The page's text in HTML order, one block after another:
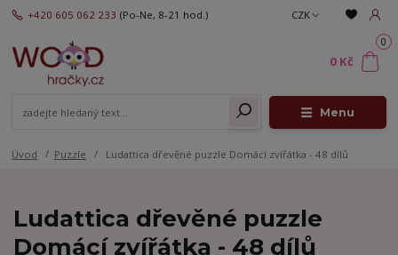
Menu
CZK
+420 605 062 233 (Po-Ne, 8-21 hod.)
0
0 Kč
Úvod Puzzle Ludattica dřevěné puzzle Domácí zvířátka - 48 dílů
Ludattica dřevěné puzzle
Domácí zvířátka - 48 dílů